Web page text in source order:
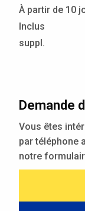
À partir de 10
Inclus
suppl.
Demande
Vous êtes
par téléphone
notre